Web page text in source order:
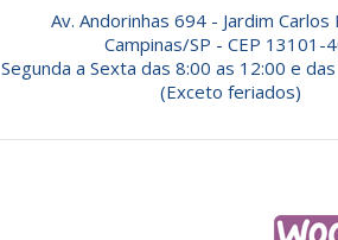
Av. Andorinhas 694 - Jardim Carlos
Campinas/SP - CEP 13101-
Segunda a Sexta das 8:00 as 12:00 e
(Exceto feriados)